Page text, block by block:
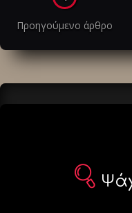
στα
άρθρα
Προηγούμενο άρθρο